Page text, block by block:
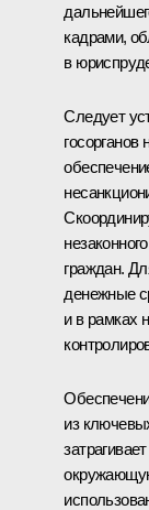
кадрами,
в
Следует
граждан.
денежные
и в рамках
из